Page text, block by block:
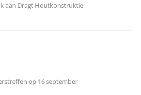
aan Dragt Houtkonstruktie
op 16 september